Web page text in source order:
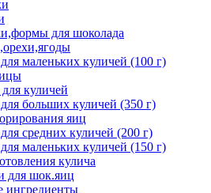
для шоколада
маленьких куличей (100 г)
куличей
больших куличей (350 г)
яиц
средних куличей (200 г)
маленьких куличей (150 г)
кулича
для шок.яиц
ингредиенты